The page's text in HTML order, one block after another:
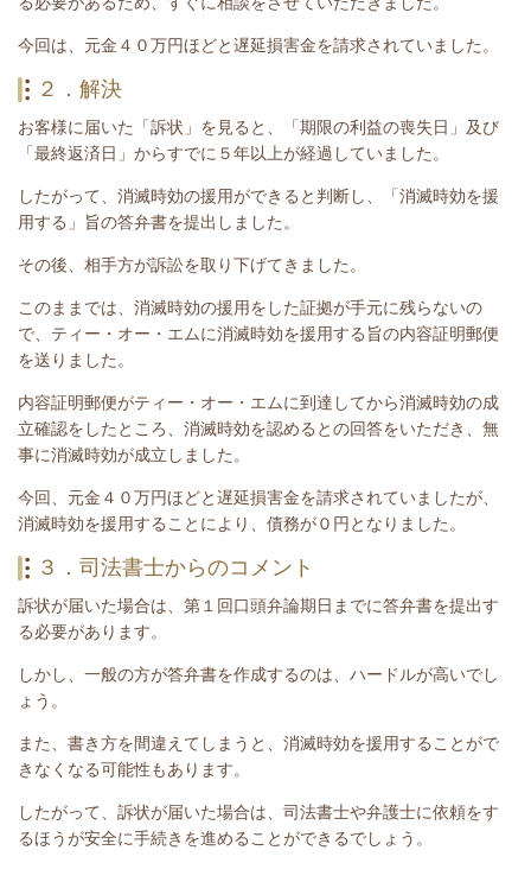
今回は、元金４０万円ほどと遅延損害金を請求されていました。
２．解決
お客様に届いた「訴状」を見ると、「期限の利益の喪失日」及び
「最終返済日」からすでに５年以上が経過していました。
したがって、消滅時効の援用ができると判断し、「消滅時効を援
用する」旨の答弁書を提出しました。
その後、相手方が訴訟を取り下げてきました。
このままでは、消滅時効の援用をした証拠が手元に残らないの
で、ティー・オー・エムに消滅時効を援用する旨の内容証明郵便
を送りました。
内容証明郵便がティー・オー・エムに到達してから消滅時効の成
立確認をしたところ、消滅時効を認めるとの回答をいただき、無
事に消滅時効が成立しました。
今回、 元金４０万円ほどと遅延損害金を請求されていましたが、
消滅時効を援用することにより、債務が０円となりました。
３．司法書士からのコメント
訴状が届いた場合は、第１回口頭弁論期日までに答弁書を提出す
る必要があります。
しかし、一般の方が答弁書を作成するのは、ハードルが高いでし
ょう。
また、書き方を間違えてしまうと、消滅時効を援用することがで
きなくなる可能性もあります。
したがって、訴状が届いた場合は、司法書士や弁護士に依頼をす
るほうが安全に手続きを進めることができるでしょう。